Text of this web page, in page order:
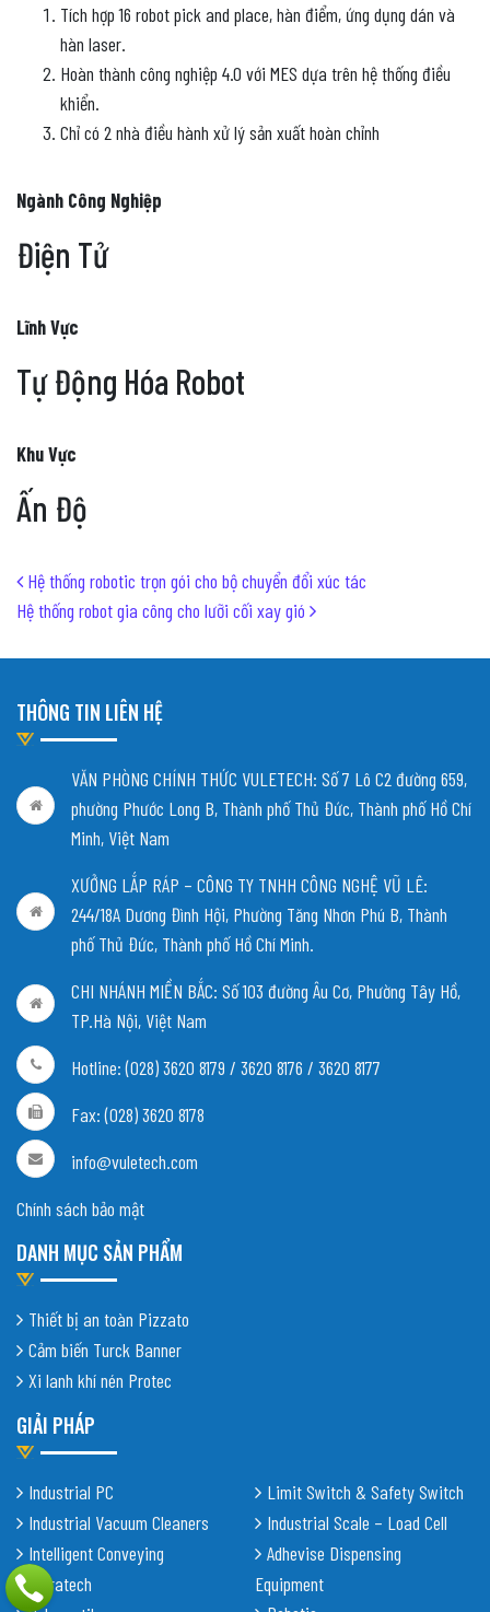
Tích hợp 16 robot pick and place, hàn điểm, ứng dụng dán và
hàn laser.
Hoàn thành công nghiệp 4.0 với MES dựa trên hệ thống điều
khiển.
Chỉ có 2 nhà điều hành xử lý sản xuất hoàn chỉnh
Ngành Công Nghiệp
Điện Tử
Lĩnh Vực
Tự Động Hóa Robot
Khu Vực
Ấn Độ
Post navigation
Hệ thống robotic trọn gói cho bộ chuyển đổi xúc tác
Hệ thống robot gia công cho lưỡi cối xay gió
THÔNG TIN LIÊN HỆ
VĂN PHÒNG CHÍNH THỨC VULETECH: Số 7 Lô C2 đường 659,
phường Phước Long B, Thành phố Thủ Đức, Thành phố Hồ Chí
Minh, Việt Nam
XƯỞNG LẮP RÁP – CÔNG TY TNHH CÔNG NGHỆ VŨ LÊ:
244/18A Dương Đình Hội, Phường Tăng Nhơn Phú B, Thành
phố Thủ Đức, Thành phố Hồ Chí Minh.
CHI NHÁNH MIỀN BẮC: Số 103 đường Âu Cơ, Phường Tây Hồ,
TP.Hà Nội, Việt Nam
Hotline: (028) 3620 8179 / 3620 8176 / 3620 8177
Fax: (028) 3620 8178
info@vuletech.com
Chính sách bảo mật
DANH MỤC SẢN PHẨM
Thiết bị an toàn Pizzato
Cảm biến Turck Banner
Xi lanh khí nén Protec
GIẢI PHÁP
Industrial PC
Industrial Vacuum Cleaners
Intelligent Conveying
Shiratech
Limit Switch & Safety Switch
Industrial Scale – Load Cell
Adhevise Dispensing
Equipment